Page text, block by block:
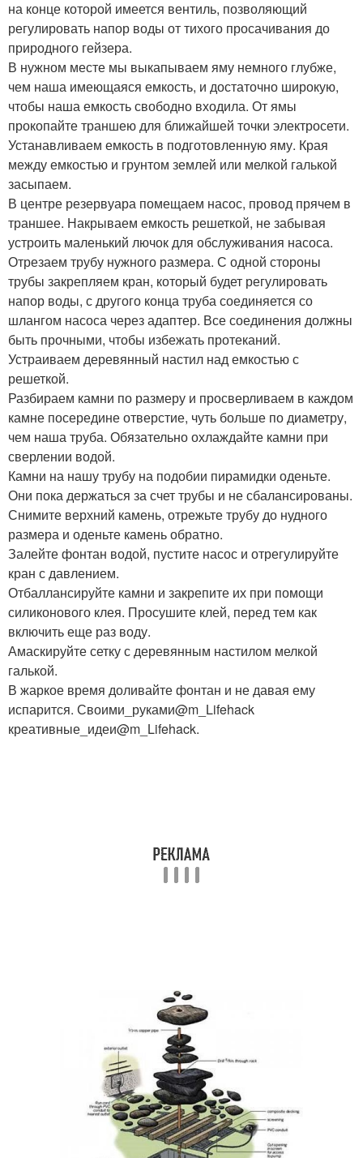
на конце которой имеется вентиль, позволяющий
регулировать напор воды от тихого просачивания до
природного гейзера.
В нужном месте мы выкапываем яму немного глубже,
чем наша имеющаяся емкость, и достаточно широкую,
чтобы наша емкость свободно входила. От ямы
прокопайте траншею для ближайшей точки электросети.
Устанавливаем емкость в подготовленную яму. Края
между емкостью и грунтом землей или мелкой галькой
засыпаем.
В центре резервуара помещаем насос, провод прячем в
траншее. Накрываем емкость решеткой, не забывая
устроить маленький лючок для обслуживания насоса.
Отрезаем трубу нужного размера. С одной стороны
трубы закрепляем кран, который будет регулировать
напор воды, с другого конца труба соединяется со
шлангом насоса через адаптер. Все соединения должны
быть прочными, чтобы избежать протеканий.
Устраиваем деревянный настил над емкостью с
решеткой.
Разбираем камни по размеру и просверливаем в каждом
камне посередине отверстие, чуть больше по диаметру,
чем наша труба. Обязательно охлаждайте камни при
сверлении водой.
Камни на нашу трубу на подобии пирамидки оденьте.
Они пока держаться за счет трубы и не сбалансированы.
Снимите верхний камень, отрежьте трубу до нудного
размера и оденьте камень обратно.
Залейте фонтан водой, пустите насос и отрегулируйте
кран с давлением.
Отбаллансируйте камни и закрепите их при помощи
силиконового клея. Просушите клей, перед тем как
включить еще раз воду.
Амаскируйте сетку с деревянным настилом мелкой
галькой.
В жаркое время доливайте фонтан и не давая ему
испарится. Своими_руками@m_Lifehack
креативные_идеи@m_Lifehack.